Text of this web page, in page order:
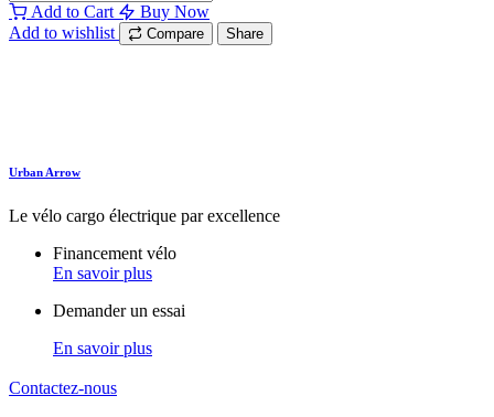
Add to Cart
Buy Now
Add to wishlist
Compare Share
Urban Arrow
Le vélo cargo électrique par excellence
Financement vélo
En savoir plus
Demander un essai
En savoir plus
Contactez-nous